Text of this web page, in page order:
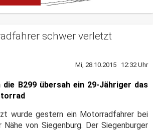
schwer verletzt
Mi, 28.10.2015 12:32 Uhr
die B299 übersah ein 29-Jähriger das
wurde gestern ein Motorradfahrer bei
von Siegenburg. Der Siegenburger